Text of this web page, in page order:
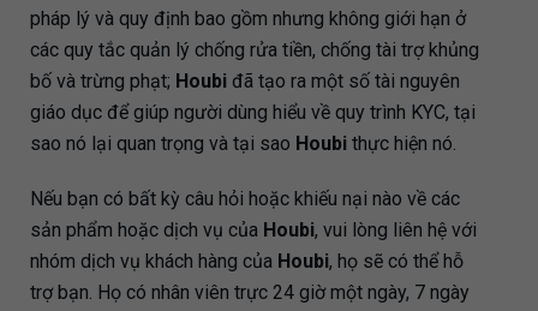
pháp lý và quy định bao gồm nhưng không giới hạn ở
các quy tắc quản lý chống rửa tiền, chống tài trợ khủng
bố và trừng phạt; Houbi đã tạo ra một số tài nguyên
giáo dục để giúp người dùng hiểu về quy trình KYC, tại
sao nó lại quan trọng và tại sao Houbi thực hiện nó.
Nếu bạn có bất kỳ câu hỏi hoặc khiếu nại nào về các
sản phẩm hoặc dịch vụ của Houbi, vui lòng liên hệ với
nhóm dịch vụ khách hàng của Houbi, họ sẽ có thể hỗ
trợ bạn. Họ có nhân viên trực 24 giờ một ngày, 7 ngày